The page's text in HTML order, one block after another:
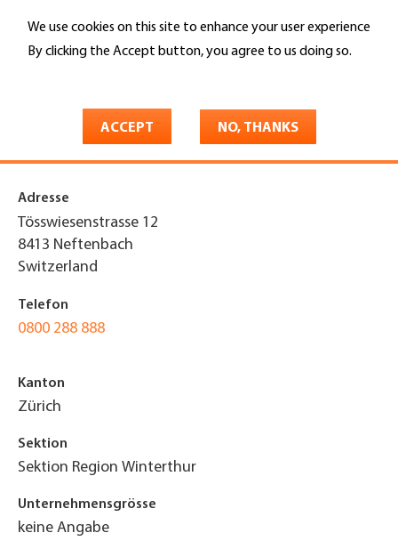
We use cookies on this site to enhance your user experience
By clicking the Accept button, you agree to us doing so.
ACCEPT NO, THANKS
main
Search
Dachplus AG
Adresse
Tösswiesenstrasse 12
8413 Neftenbach
Switzerland
Telefon
0800 288 888
Kanton
Zürich
Sektion
Sektion Region Winterthur
Unternehmensgrösse
keine Angabe